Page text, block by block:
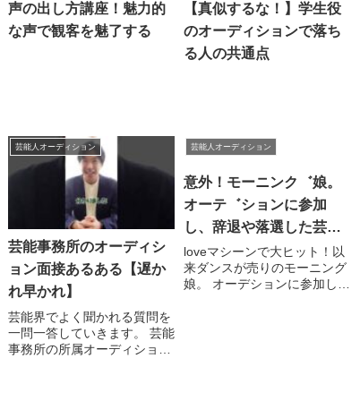
声の出し方講座！魅力的
な声で観客を魅了する
【真似するな！】学生役
のオーディションで落ち
る人の共通点
芸能人オーディション
芸能事務所のオーディシ
ョン面接あるある【遅か
れ早かれ】
芸能界でよく聞かれる質問を
一問一答していきます。 芸能
事務所の所属オーディション
芸能人オーディション
意外！モーニンク゛娘。
オーテ゛ションに参加
し、辞退や落選した芸能
人が・・・
loveマシーンで大ヒット！以
来ダンスが売りのモーニング
娘。 オーデションに参加した